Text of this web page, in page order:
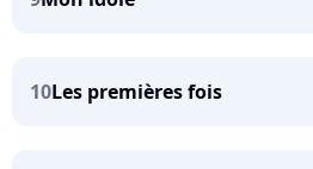
10Les premières fois